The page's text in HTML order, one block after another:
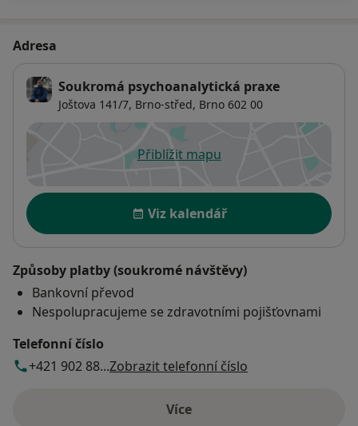
Adresa
Soukromá psychoanalytická praxe
Joštova 141/7, Brno-střed, Brno 602 00
Přiblížit mapuse otevře v nové záložce
Dostupnost
Viz kalendář
Způsoby platby (soukromé návštěvy)
Bankovní převod
Nespolupracujeme se zdravotními pojišťovnami
Telefonní číslo
+421 902 88...Zobrazit telefonní číslo
Víceo adrese